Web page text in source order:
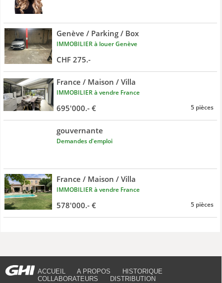
Genève / Parking / Box
IMMOBILIER à louer Genève
CHF 275.-
France / Maison / Villa
IMMOBILIER à vendre France
695'000.- € 5 pièces
gouvernante
Demandes d'emploi
France / Maison / Villa
IMMOBILIER à vendre France
578'000.- € 5 pièces
ACCUEIL A PROPOS
HISTORIQUE
COLLABORATEURS
DISTRIBUTION